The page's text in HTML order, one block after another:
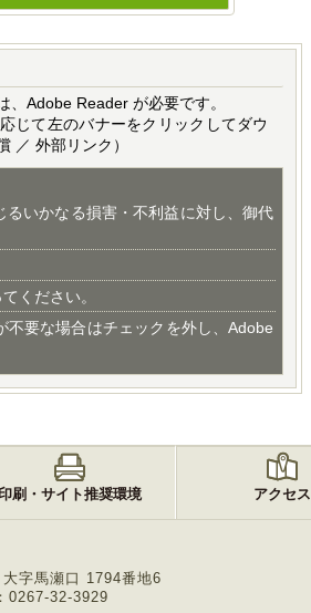
、Adobe Reader が必要です。
じて左のバナーをクリックしてダウ
／ 外部リンク）
いかなる損害・不利益に対し、御代
ください。
要な場合はチェックを外し、Adobe
印刷・サイト推奨環境 アクセス
字馬瀬口 1794番地6
0267-32-3929